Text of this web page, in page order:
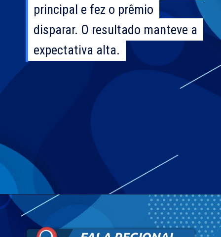
principal e fez o prêmio
disparar. O resultado manteve a
expectativa alta.
principal e fez o prêmio
disparar. O resultado manteve a
expectativa alta.